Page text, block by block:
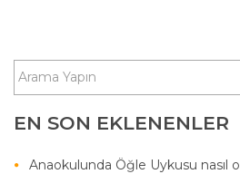
EN SON EKLENENLER
Anaokulunda Öğle Uykusu nasıl